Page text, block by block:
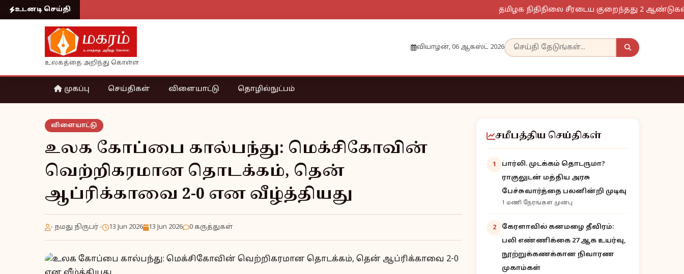
உடனடி செய்தி தமிழக நிதிநிலை சீரடைய குறைந்தது 2 ஆண்டுகள்
உலகத்தை அறிந்து கொள்ள
வியாழன், 06 ஆகஸ்ட் 2026
முகப்பு செய்திகள் விளையாட்டு தொழில்நுட்பம்
விளையாட்டு
உலக கோப்பை கால்பந்து: மெக்சிகோவின்
வெற்றிகரமான தொடக்கம், தென்
ஆப்ரிக்காவை 2-0 என வீழ்த்தியது
- நமது நிருபர் - 13 Jun 2026 13 Jun 2026 0 கருத்துகள்
சமீபத்திய செய்திகள்
1
பார்லி. முடக்கம் தொடருமா?
ராகுலுடன் மத்திய அரசு
பேச்சுவார்த்தை பலனின்றி முடிவு
1 மணி நேரங்கள் முன்பு
2
கேரளாவில் கனமழை தீவிரம்:
பலி எண்ணிக்கை 27 ஆக உயர்வு,
நூற்றுக்கணக்கான நிவாரண
முகாம்கள்